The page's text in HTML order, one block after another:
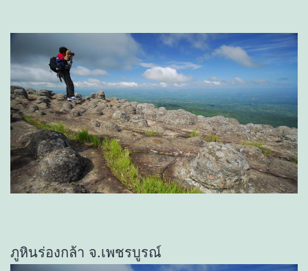
ภูหินร่องกล้า จ.เพชรบูรณ์